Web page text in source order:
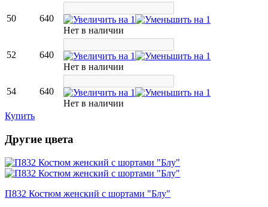
50
640
Нет в наличии
52
640
Нет в наличии
54
640
Нет в наличии
Купить
Другие цвета
П832 Костюм женский с шортами "Блу"